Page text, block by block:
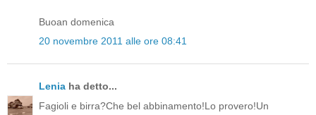
Buoan domenica
20 novembre 2011 alle ore 08:41
Lenia ha detto...
Fagioli e birra?Che bel abbinamento!Lo provero!Un